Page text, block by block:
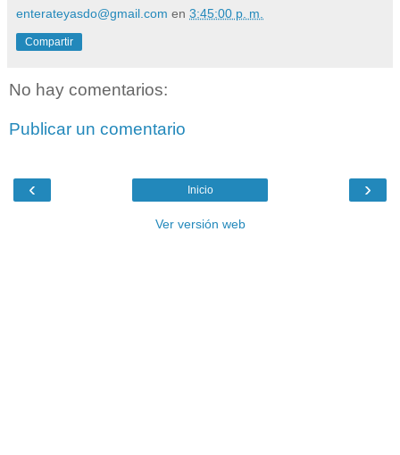
enterateyasdo@gmail.com en 3:45:00 p. m.
Compartir
No hay comentarios:
Publicar un comentario
‹ ›
Inicio
Ver versión web